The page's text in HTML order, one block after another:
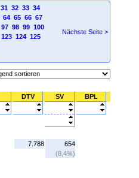
31 32 33 34
64 65 66 67
97 98 99 100
123 124 125
Nächste Seite >
DTV SV BPL
7.788
654
(8,4%)